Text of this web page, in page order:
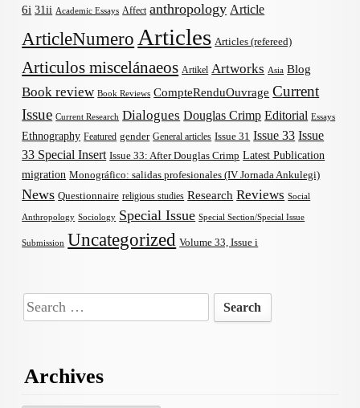
6i 31ii Academic Essays Affect anthropology Article
ArticleNumero Articles Articles (refereed)
Articulos miscelánaeos Artikel Artworks Asia Blog
Book review Book Reviews CompteRenduOuvrage Current
Issue Current Research Dialogues Douglas Crimp Editorial Essays
Ethnography Featured gender General articles Issue 31 Issue 33 Issue
33 Special Insert Issue 33: After Douglas Crimp Latest Publication
migration Monográfico: salidas profesionales (IV Jornada Ankulegi)
News Questionnaire religious studies Research Reviews Social
Anthropology Sociology Special Issue Special Section/Special Issue
Submission Uncategorized Volume 33, Issue i
Search
for:
Archives